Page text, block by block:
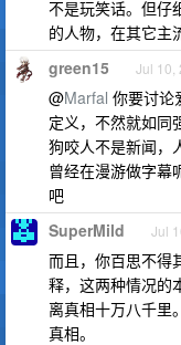
不是玩笑话。但仔
的人物，在其它主
green15 Jul 10,
@Marfal 你要讨论
定义，不然就如同
狗咬人不是新闻，
曾经在漫游做字幕
吧
SuperMild Jul
而且，你百思不得
释，这两种情况的
离真相十万八千里
真相。